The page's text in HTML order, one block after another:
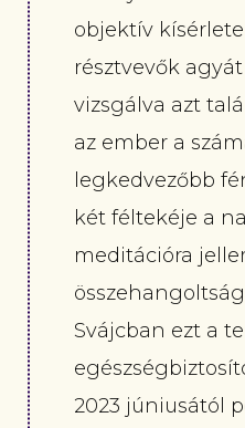
objektív
résztvevők agyát
vizsgálva azt
az ember a
legkedvezőbb
két féltekéje a
meditációra
Svájcban ezt a
2023 júniusától